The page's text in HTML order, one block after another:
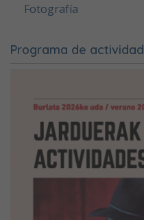
Fotografía
Programa de